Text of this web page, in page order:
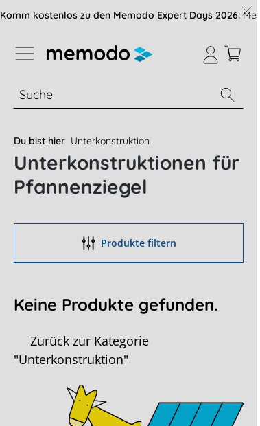
der B2B-Plattform springen
Komm kostenlos zu den Memodo Expert Days 2026:
% Sale Module Wechselrichter
Du bist hier Unterkonstruktion
Unterkonstruktionen für
Pfannenziegel
Produkte filtern
Keine Produkte gefunden.
Zurück zur Kategorie
"Unterkonstruktion"